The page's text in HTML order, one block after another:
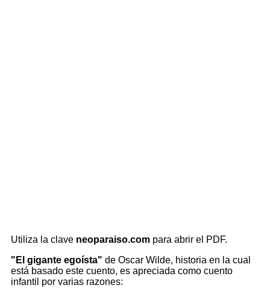
Utiliza la clave neoparaiso.com para abrir el PDF.
"El gigante egoísta" de Oscar Wilde, historia en la cual
está basado este cuento, es apreciada como cuento
infantil por varias razones: